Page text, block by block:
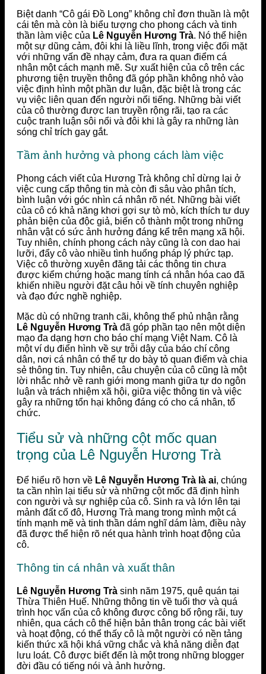
Biệt danh “Cô gái Đồ Long” không chỉ đơn thuần là một
cái tên mà còn là biểu tượng cho phong cách và tinh
thần làm việc của Lê Nguyễn Hương Trà. Nó thể hiện
một sự dũng cảm, đôi khi là liều lĩnh, trong việc đối mặt
với những vấn đề nhạy cảm, đưa ra quan điểm cá
nhân một cách mạnh mẽ. Sự xuất hiện của cô trên các
phương tiện truyền thông đã góp phần không nhỏ vào
việc định hình một phần dư luận, đặc biệt là trong các
vụ việc liên quan đến người nổi tiếng. Những bài viết
của cô thường được lan truyền rộng rãi, tạo ra các
cuộc tranh luận sôi nổi và đôi khi là gây ra những làn
sóng chỉ trích gay gắt.
Tầm ảnh hưởng và phong cách làm việc
Phong cách viết của Hương Trà không chỉ dừng lại ở
việc cung cấp thông tin mà còn đi sâu vào phân tích,
bình luận với góc nhìn cá nhân rõ nét. Những bài viết
của cô có khả năng khơi gợi sự tò mò, kích thích tư duy
phản biện của độc giả, biến cô thành một trong những
nhân vật có sức ảnh hưởng đáng kể trên mạng xã hội.
Tuy nhiên, chính phong cách này cũng là con dao hai
lưỡi, đẩy cô vào nhiều tình huống pháp lý phức tạp.
Việc cô thường xuyên đăng tải các thông tin chưa
được kiểm chứng hoặc mang tính cá nhân hóa cao đã
khiến nhiều người đặt câu hỏi về tính chuyên nghiệp
và đạo đức nghề nghiệp.
Mặc dù có những tranh cãi, không thể phủ nhận rằng
Lê Nguyễn Hương Trà đã góp phần tạo nên một diện
mạo đa dạng hơn cho báo chí mạng Việt Nam. Cô là
một ví dụ điển hình về sự trỗi dậy của báo chí công
dân, nơi cá nhân có thể tự do bày tỏ quan điểm và chia
sẻ thông tin. Tuy nhiên, câu chuyện của cô cũng là một
lời nhắc nhở về ranh giới mong manh giữa tự do ngôn
luận và trách nhiệm xã hội, giữa việc thông tin và việc
gây ra những tổn hại không đáng có cho cá nhân, tổ
chức.
Tiểu sử và những cột mốc quan
trọng của Lê Nguyễn Hương Trà
Để hiểu rõ hơn về Lê Nguyễn Hương Trà là ai, chúng
ta cần nhìn lại tiểu sử và những cột mốc đã định hình
con người và sự nghiệp của cô. Sinh ra và lớn lên tại
mảnh đất cố đô, Hương Trà mang trong mình một cá
tính mạnh mẽ và tinh thần dám nghĩ dám làm, điều này
đã được thể hiện rõ nét qua hành trình hoạt động của
cô.
Thông tin cá nhân và xuất thân
Lê Nguyễn Hương Trà sinh năm 1975, quê quán tại
Thừa Thiên Huế. Những thông tin về tuổi thơ và quá
trình học vấn của cô không được công bố rộng rãi, tuy
nhiên, qua cách cô thể hiện bản thân trong các bài viết
và hoạt động, có thể thấy cô là một người có nền tảng
kiến thức xã hội khá vững chắc và khả năng diễn đạt
lưu loát. Cô được biết đến là một trong những blogger
đời đầu có tiếng nói và ảnh hưởng.